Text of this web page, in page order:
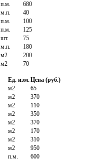
п.м.
680
м.п.
40
п.м.
100
п.м.
125
шт.
75
м.п.
180
м2
200
м2
70
Ед. изм.Цена (руб.)
м2
65
м2
370
м2
110
м2
350
м2
370
м2
170
м2
310
м2
950
п.м.
600